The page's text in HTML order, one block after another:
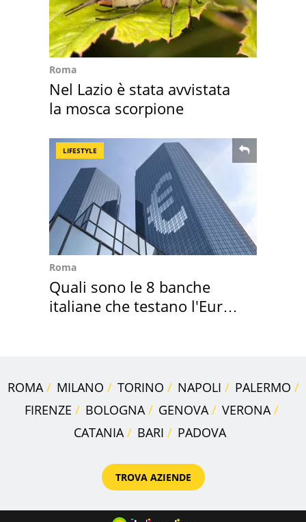
Roma
Nel Lazio è stata avvistata
la mosca scorpione
LIFESTYLE
Roma
Quali sono le 8 banche
italiane che testano l'Euro
ROMA MILANO TORINO NAPOLI
PALERMO
FIRENZE
BOLOGNA GENOVA
VERONA
CATANIA
BARI PADOVA
TROVA AZIENDE